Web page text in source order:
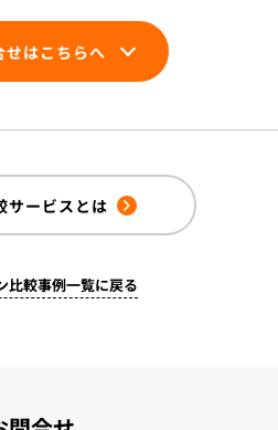
せはこちらへ
サービスとは
比較事例一覧に戻る